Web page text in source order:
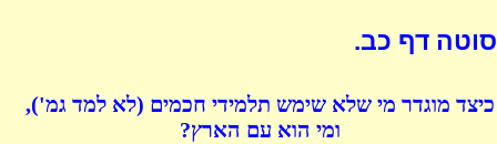
סוטה דף כב.
כיצד מוגדר מי שלא שימש תלמידי חכמים (לא למד גמ'),
ומי הוא עם הארץ?